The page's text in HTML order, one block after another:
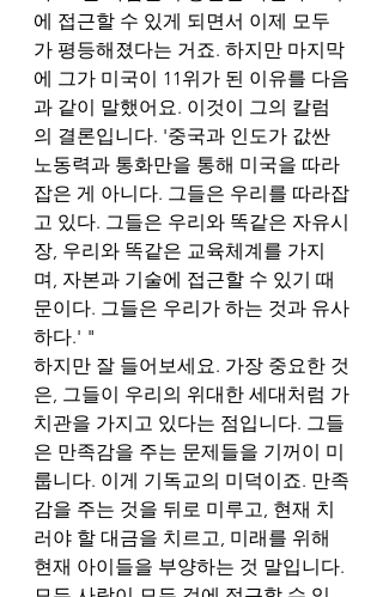
에 접근할 수 있게 되면서 이제 모두
가 평등해졌다는 거죠. 하지만 마지막
에 그가 미국이 11위가 된 이유를 다음
과 같이 말했어요. 이것이 그의 칼럼
의 결론입니다. '중국과 인도가 값싼
노동력과 통화만을 통해 미국을 따라
잡은 게 아니다. 그들은 우리를 따라잡
고 있다. 그들은 우리와 똑같은 자유시
장, 우리와 똑같은 교육체계를 가지
며, 자본과 기술에 접근할 수 있기 때
문이다. 그들은 우리가 하는 것과 유사
하다.' "
하지만 잘 들어보세요. 가장 중요한 것
은, 그들이 우리의 위대한 세대처럼 가
치관을 가지고 있다는 점입니다. 그들
은 만족감을 주는 문제들을 기꺼이 미
룹니다. 이게 기독교의 미덕이죠. 만족
감을 주는 것을 뒤로 미루고, 현재 치
러야 할 대금을 치르고, 미래를 위해
현재 아이들을 부양하는 것 말입니다.